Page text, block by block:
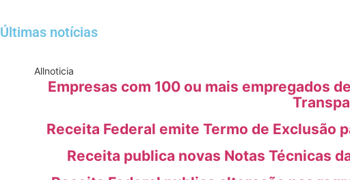
Últimas notícias
Allnoticia
Empresas com 100 ou mais empregados
Receita Federal emite Termo de Exclusão
Receita publica novas Notas Técnicas